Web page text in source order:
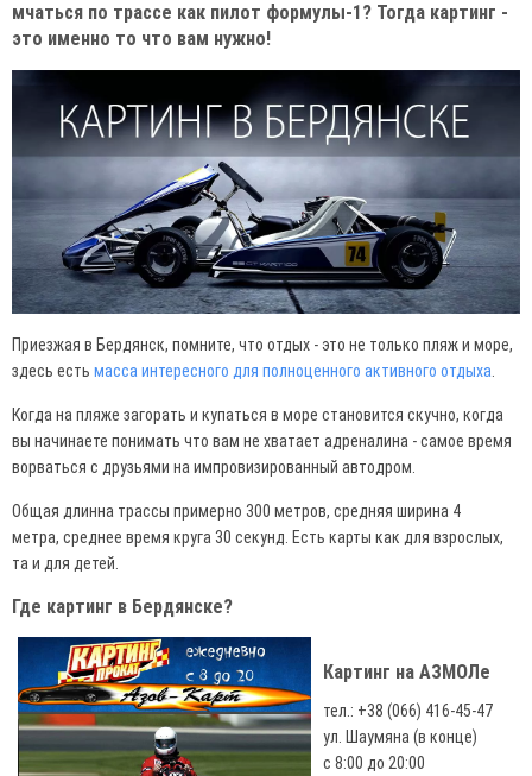
мчаться по трассе как пилот формулы-1? Тогда картинг -
это именно то что вам нужно!
Приезжая в Бердянск, помните, что отдых - это не только пляж и море,
здесь есть масса интересного для полноценного активного отдыха
Когда на пляже загорать и купаться в море становится скучно, когда
вы начинаете понимать что вам не хватает адреналина - самое время
ворваться с друзьями на импровизированный автодром.
Общая длинна трассы примерно 300 метров, средняя ширина 4
метра, среднее время круга 30 секунд. Есть карты как для взрослых,
та и для детей.
Где картинг в Бердянске?
Картинг на АЗМОЛе
тел.: +38 (066) 416-45-47
ул. Шаумяна (в конце)
с 8:00 до 20:00